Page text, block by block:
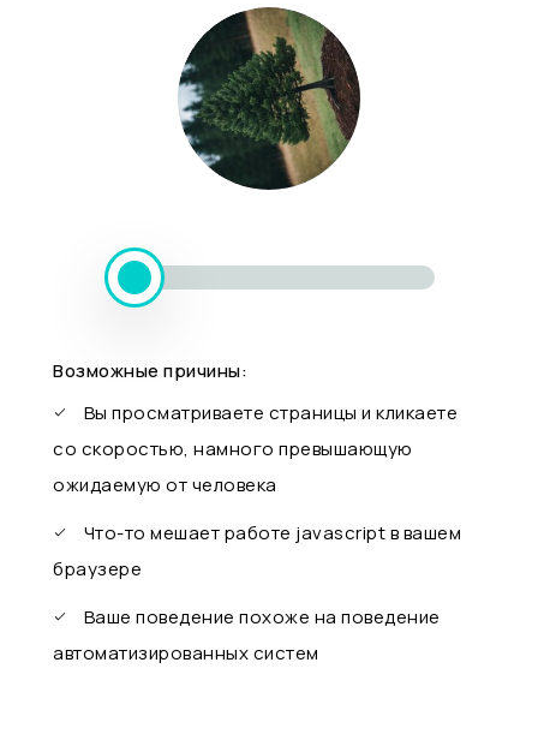
Возможные причины:
Вы просматриваете страницы и кликаете
со скоростью, намного превышающую
ожидаемую от человека
Что-то мешает работе javascript в вашем
браузере
Ваше поведение похоже на поведение
автоматизированных систем